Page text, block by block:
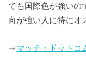
でも国際色が強いの
向が強い人に特にオ
⇒マッチ・ドットコ